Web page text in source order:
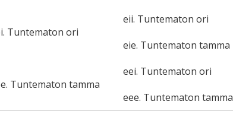
Tuntematon ori
eii. Tuntematon ori
eie. Tuntematon tamma
Tuntematon tamma
eei. Tuntematon ori
eee. Tuntematon tamma